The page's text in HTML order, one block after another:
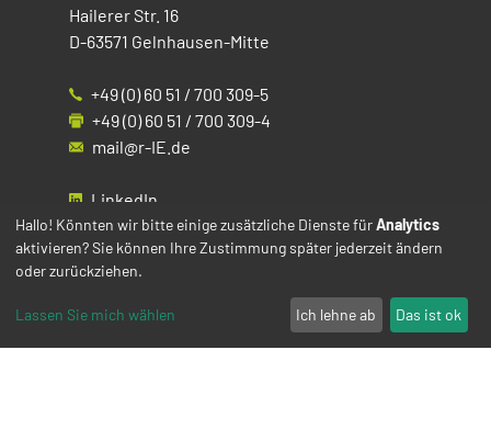
Hailerer Str. 16
D-63571 Gelnhausen-Mitte
+49 (0) 60 51 / 700 309-5
+49 (0) 60 51 / 700 309-4
mail@r-IE.de
LinkedIn
Instagram
Facebook
YouTube
Hallo! Könnten wir bitte einige zusätzliche Dienste fürAnalytics
aktivieren? Sie können Ihre Zustimmung später jederzeit ändern
oder zurückziehen.
Lassen Sie mich wählen Ich lehne ab Das ist ok